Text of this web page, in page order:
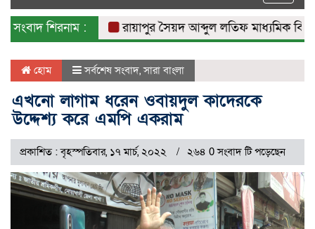
সংবাদ শিরনাম :
রায়াপুর সৈয়দ আব্দুল লতিফ মাধ্যমিক
হোম সর্বশেষ সংবাদ,সারা বাংলা
এখনো লাগাম ধরেন ওবায়দুল কাদেরকে
উদ্দেশ্য করে এমপি একরাম
প্রকাশিত : বৃহস্পতিবার, ১৭ মার্চ, ২০২২ ২৬৪ 0 সংবাদ টি পড়েছেন